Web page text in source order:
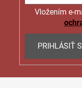
Vložením e-
PRIHLÁSIŤ